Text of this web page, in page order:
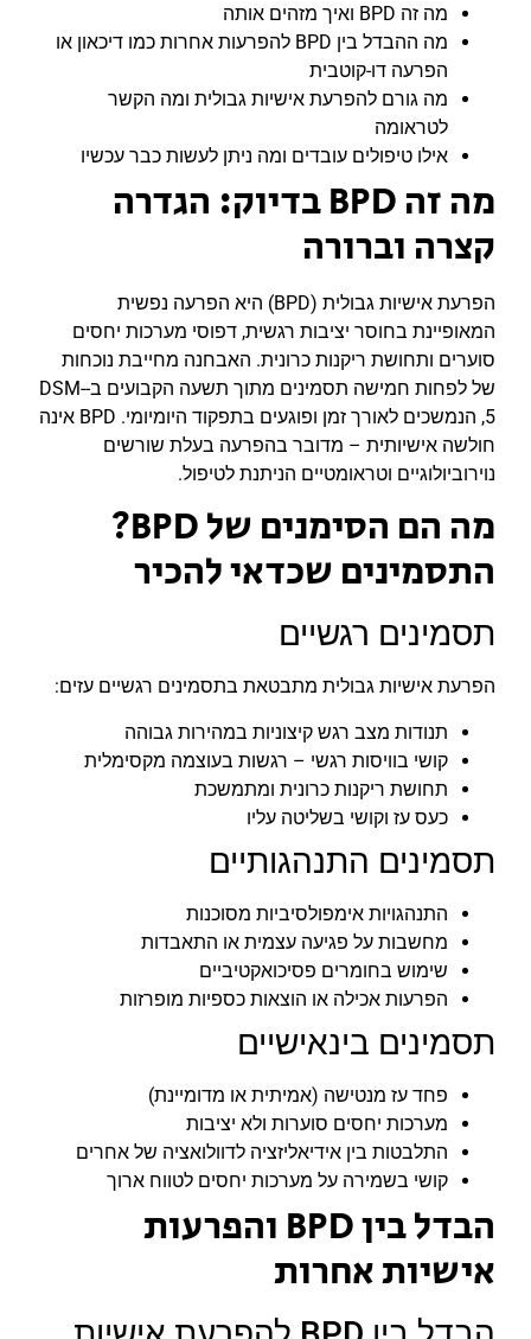
מה זה BPD ואיך מזהים אותה
מה ההבדל בין BPD להפרעות אחרות כמו דיכאון או
הפרעה דו-קוטבית
מה גורם להפרעת אישיות גבולית ומה הקשר
לטראומה
אילו טיפולים עובדים ומה ניתן לעשות כבר עכשיו
מה זה BPD בדיוק: הגדרה
קצרה וברורה
הפרעת אישיות גבולית (BPD) היא הפרעה נפשית
המאופיינת בחוסר יציבות רגשית, דפוסי מערכות יחסים
סוערים ותחושת ריקנות כרונית. האבחנה מחייבת נוכחות
של לפחות חמישה תסמינים מתוך תשעה הקבועים ב-DSM-
5, הנמשכים לאורך זמן ופוגעים בתפקוד היומיומי. BPD אינה
חולשה אישיותית – מדובר בהפרעה בעלת שורשים
נוירוביולוגיים וטראומטיים הניתנת לטיפול.
מה הם הסימנים של BPD?
התסמינים שכדאי להכיר
תסמינים רגשיים
הפרעת אישיות גבולית מתבטאת בתסמינים רגשיים עזים:
תנודות מצב רגש קיצוניות במהירות גבוהה
קושי בוויסות רגשי – רגשות בעוצמה מקסימלית
תחושת ריקנות כרונית ומתמשכת
כעס עז וקושי בשליטה עליו
תסמינים התנהגותיים
התנהגויות אימפולסיביות מסוכנות
מחשבות על פגיעה עצמית או התאבדות
שימוש בחומרים פסיכואקטיביים
הפרעות אכילה או הוצאות כספיות מופרזות
תסמינים בינאישיים
פחד עז מנטישה (אמיתית או מדומיינת)
מערכות יחסים סוערות ולא יציבות
התלבטות בין אידיאליזציה לדוולואציה של אחרים
קושי בשמירה על מערכות יחסים לטווח ארוך
הבדל בין BPD והפרעות
אישיות אחרות